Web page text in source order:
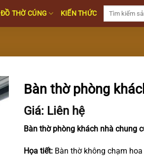
ĐỒ THỜ CÚNG KIẾN THỨC
Tìm
Bàn thờ phòng
Giá: Liên hệ
Bàn thờ phòng khách nhà chung
Họa tiết: Bàn thờ không chạm